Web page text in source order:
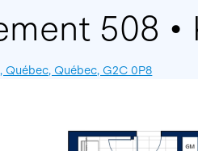
508 •
Québec, Québec, G2C 0P8